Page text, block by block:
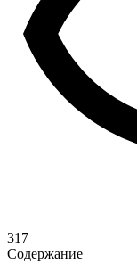
317
Содержание